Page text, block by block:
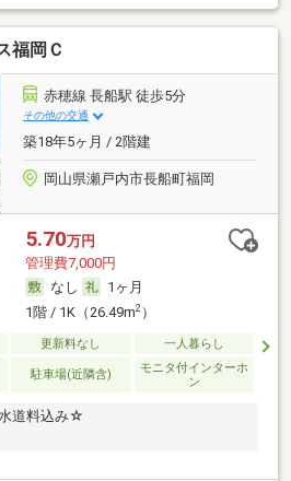
福岡Ｃ
赤穂線 長船駅 徒歩5分
その他の交通
築18年5ヶ月 / 2階建
岡山県瀬戸内市長船町福岡
5.70万円
管理費7,000円
なし
1ヶ月
1階 / 1K（26.49m2）
更新料なし 一人暮らし
駐車場(近隣含)
モニタ付インターホ
ン
道料込み☆